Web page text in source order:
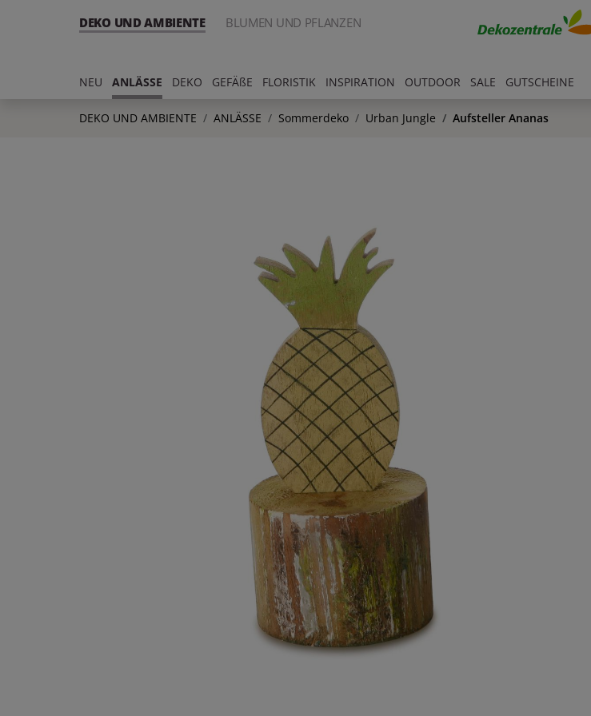
DEKO UND AMBIENTE BLUMEN UND PFLANZEN
NEU ANLÄSSE DEKO GEFÄßE FLORISTIK INSPIRATION OUTDOOR SALE GUTSCHEINE
DEKO UND AMBIENTE ANLÄSSE Sommerdeko Urban Jungle Aufsteller Ananas